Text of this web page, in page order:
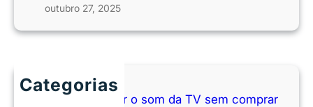
outubro 27, 2025
Categorias
Como melhorar o som da TV sem comprar